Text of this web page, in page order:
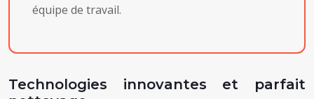
équipe de travail.
Technologies innovantes et parfait